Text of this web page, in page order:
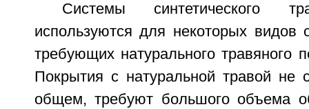
Системы синтетического
используются для некоторых видов
требующих натурального травяного
Покрытия с натуральной травой не
общем, требуют большого объема